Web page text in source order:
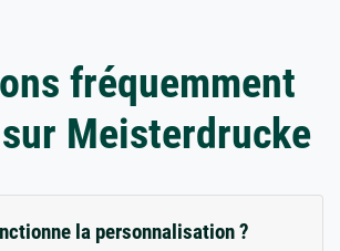
fréquemment
Meisterdrucke
la personnalisation ?